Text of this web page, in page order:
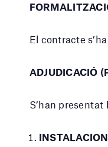
El contracte
ADJUDICACIÓ
S’han